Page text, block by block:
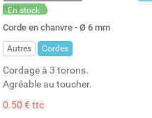
En stock
Stock : 390
Corde en chanvre - Ø 6 mm
Autres Cordes
Cordage à 3 torons.
Agréable au toucher.
0.50 € ttc